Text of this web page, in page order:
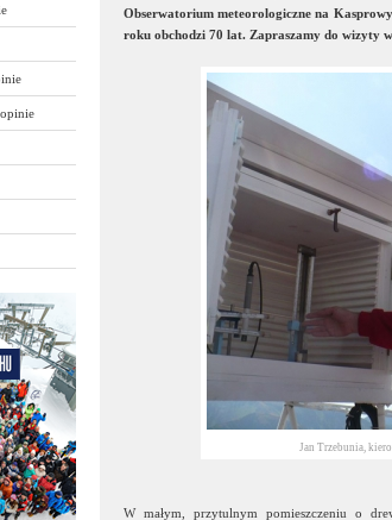
Obserwatorium meteorologiczne na
roku obchodzi 70 lat. Zapraszamy do wizyty
Jan Trzebunia,
W małym, przytulnym pomieszczeniu o